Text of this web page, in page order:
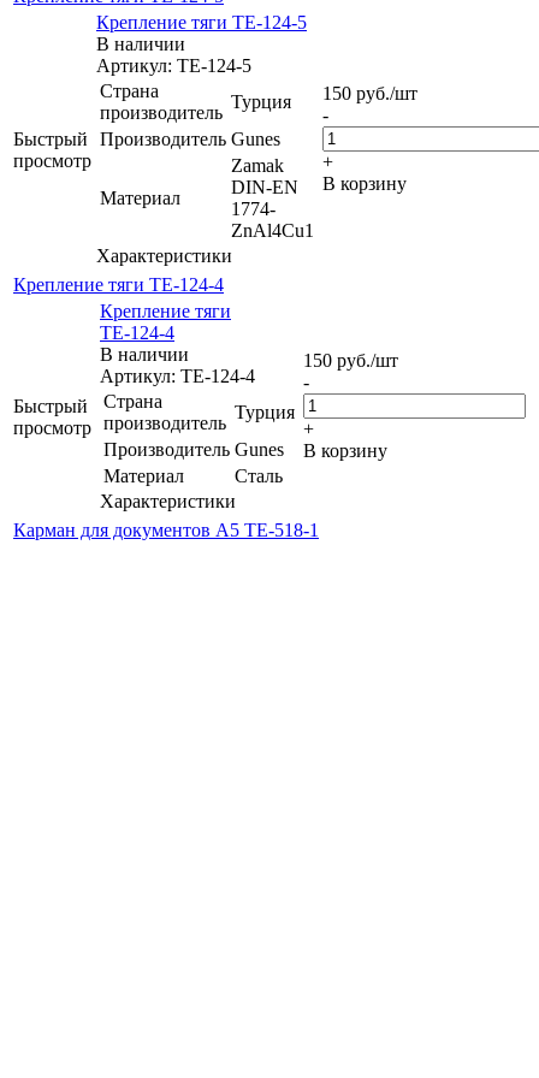
Быстрый
просмотр
Крепление тяги ТЕ-124-5
В наличии
Артикул: ТЕ-124-5
Страна
производитель
Турция
Производитель Gunes
Материал
Zamak
DIN-EN
1774-
ZnAl4Cu1
Характеристики
150 руб./шт
-
+
В корзину
Крепление тяги ТЕ-124-4
Быстрый
просмотр
Крепление тяги
ТЕ-124-4
В наличии
Артикул: ТЕ-124-4
Страна
производитель
Турция
Производитель Gunes
Материал
Сталь
Характеристики
150 руб./шт
-
+
В корзину
Карман для документов А5 ТЕ-518-1